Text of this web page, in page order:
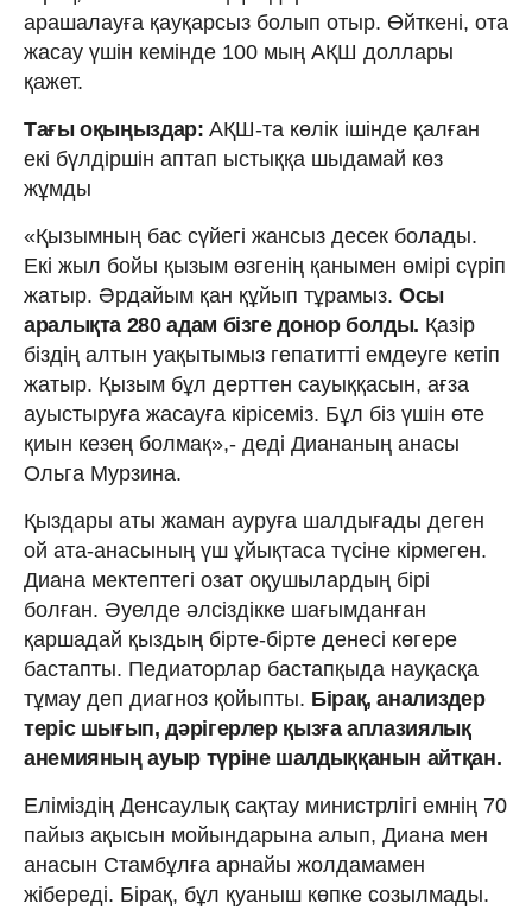
арашалауға қауқарсыз болып отыр. Өйткені, ота
жасау үшін кемінде 100 мың АҚШ доллары
қажет.
Тағы оқыңыздар:АҚШ-та көлік ішінде қалған
екі бүлдіршін аптап ыстыққа шыдамай көз
жұмды
«Қызымның бас сүйегі жансыз десек болады.
Екі жыл бойы қызым өзгенің қанымен өмірі сүріп
жатыр. Әрдайым қан құйып тұрамыз. Осы
аралықта 280 адам бізге донор болды. Қазір
біздің алтын уақытымыз гепатитті емдеуге кетіп
жатыр. Қызым бұл дерттен сауыққасын, ағза
ауыстыруға жасауға кірісеміз. Бұл біз үшін өте
қиын кезең болмақ»,- деді Диананың анасы
Ольга Мурзина.
Қыздары аты жаман ауруға шалдығады деген
ой ата-анасының үш ұйықтаса түсіне кірмеген.
Диана мектептегі озат оқушылардың бірі
болған. Әуелде әлсіздікке шағымданған
қаршадай қыздың бірте-бірте денесі көгере
бастапты. Педиаторлар бастапқыда науқасқа
тұмау деп диагноз қойыпты. Бірақ, анализдер
теріс шығып, дәрігерлер қызға аплазиялық
анемияның ауыр түріне шалдыққанын айтқан.
Еліміздің Денсаулық сақтау министрлігі емнің 70
пайыз ақысын мойындарына алып, Диана мен
анасын Стамбұлға арнайы жолдамамен
жібереді. Бірақ, бұл қуаныш көпке созылмады.